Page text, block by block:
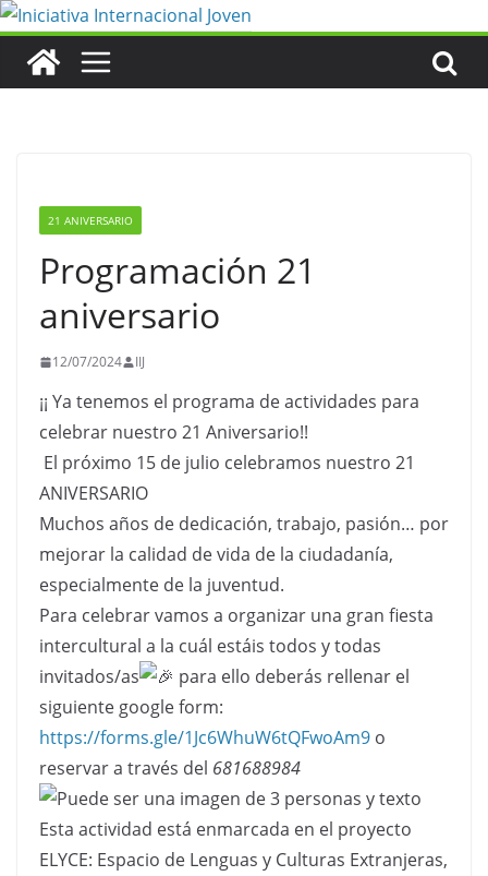
Saltar
contenido
21 ANIVERSARIO
Programación 21
aniversario
12/07/2024 IIJ
¡¡ Ya tenemos el programa de actividades para
celebrar nuestro 21 Aniversario!!
El próximo 15 de julio celebramos nuestro 21
ANIVERSARIO
Muchos años de dedicación, trabajo, pasión… por
mejorar la calidad de vida de la ciudadanía,
especialmente de la juventud.
Para celebrar vamos a organizar una gran fiesta
intercultural a la cuál estáis todos y todas
invitados/as
para ello deberás rellenar el
siguiente google form:
https://forms.gle/1Jc6WhuW6tQFwoAm9 o
reservar a través del 681688984
Esta actividad está enmarcada en el proyecto
ELYCE: Espacio de Lenguas y Culturas Extranjeras,